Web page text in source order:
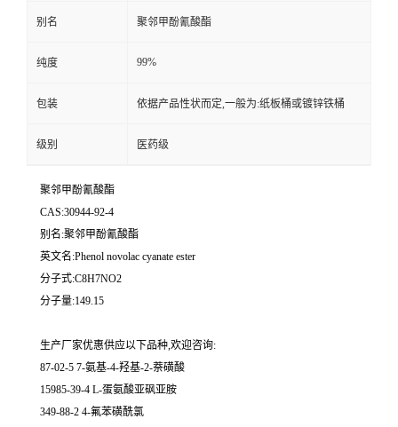
别名 聚邻甲酚氰酸酯
纯度 99%
包装 依据产品性状而定,一般为:纸板桶或镀锌铁桶
级别 医药级
聚邻甲酚氰酸酯
CAS:30944-92-4
别名:聚邻甲酚氰酸酯
英文名:Phenol novolac cyanate ester
分子式:C8H7NO2
分子量:149.15
生产厂家优惠供应以下品种,欢迎咨询:
87-02-5 7-氨基-4-羟基-2-萘磺酸
15985-39-4 L-蛋氨酸亚砜亚胺
349-88-2 4-氟苯磺酰氯